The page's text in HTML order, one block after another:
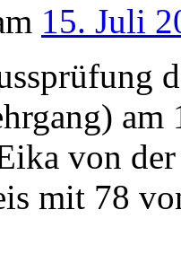
15. Juli
am
von
mit 78